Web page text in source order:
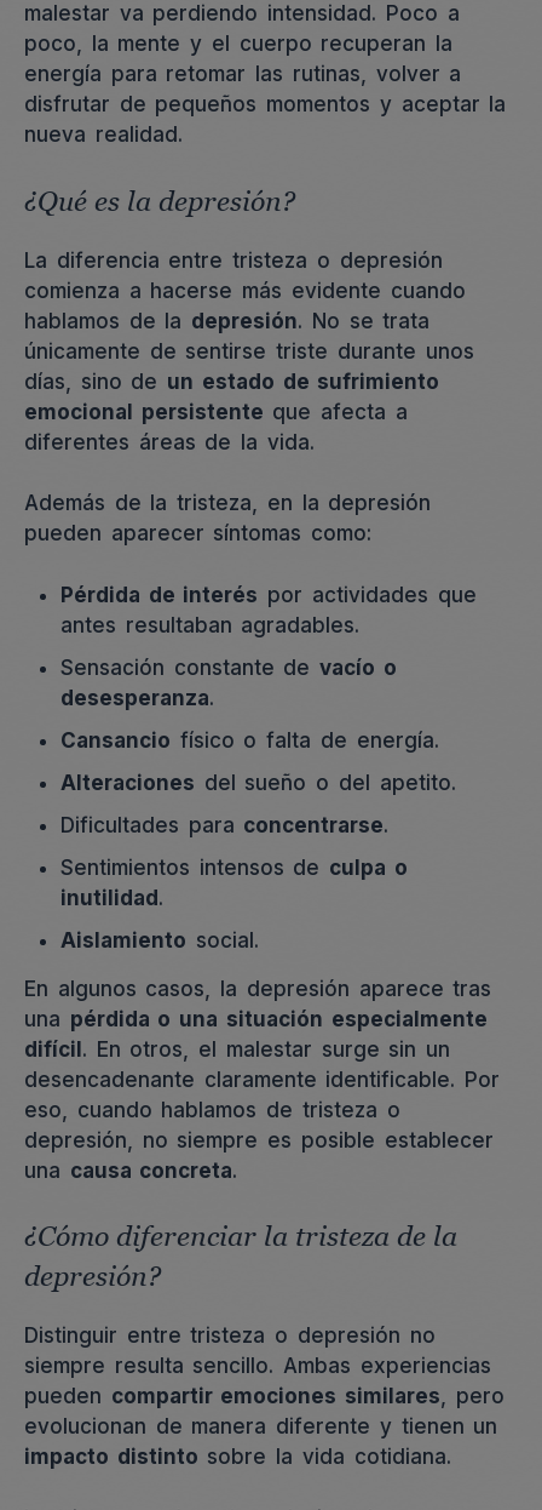
malestar va perdiendo intensidad. Poco a
poco, la mente y el cuerpo recuperan la
energía para retomar las rutinas, volver a
disfrutar de pequeños momentos y aceptar la
nueva realidad.
¿Qué es la depresión?
La diferencia entre tristeza o depresión
comienza a hacerse más evidente cuando
hablamos de la depresión. No se trata
únicamente de sentirse triste durante unos
días, sino de un estado de sufrimiento
emocional persistente que afecta a
diferentes áreas de la vida.
Además de la tristeza, en la depresión
pueden aparecer síntomas como:
Pérdida de interés por actividades que
antes resultaban agradables.
Sensación constante devacío o
desesperanza.
Cansancio físico o falta de energía.
Alteraciones del sueño o del apetito.
Dificultades para concentrarse.
Sentimientos intensos de culpa o
inutilidad.
Aislamiento social.
En algunos casos, la depresión aparece tras
una pérdida o una situación especialmente
difícil. En otros, el malestar surge sin un
desencadenante claramente identificable. Por
eso, cuando hablamos de tristeza o
depresión, no siempre es posible establecer
una causa concreta.
¿Cómo diferenciar la tristeza de la
depresión?
Distinguir entre tristeza o depresión no
siempre resulta sencillo. Ambas experiencias
pueden compartir emociones similares, pero
evolucionan de manera diferente y tienen un
impacto distinto sobre la vida cotidiana.